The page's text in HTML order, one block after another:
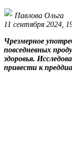
Павлова Ольга
11 сентября 2024,
Чрезмерное
повседневных
здоровья.
привести к